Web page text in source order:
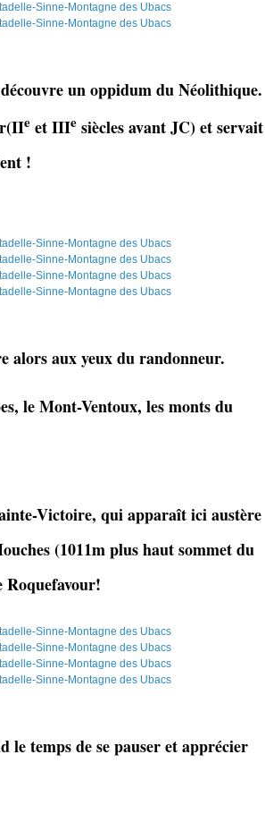
un oppidum du Néolithique.
e et IIIe siècles avant JC) et servait
!
alors aux yeux du randonneur.
le Mont-Ventoux, les monts du
Victoire, qui apparaît ici austère
(1011m plus haut sommet du
le temps de se pauser et apprécier